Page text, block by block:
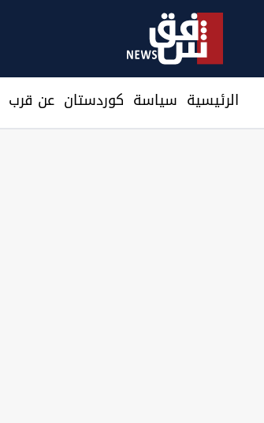
الرئيسية سیاسة كوردستان عن قرب